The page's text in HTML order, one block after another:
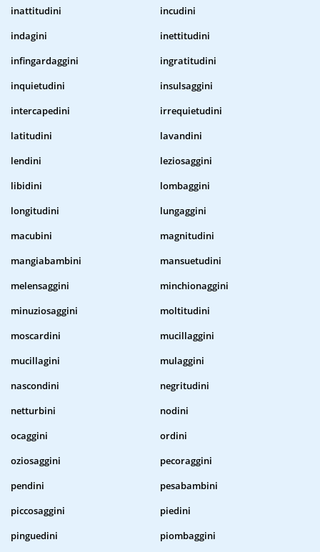
inattitudini
incudini
indagini
inettitudini
infingardaggini
ingratitudini
inquietudini
insulsaggini
intercapedini
irrequietudini
latitudini
lavandini
lendini
leziosaggini
libidini
lombaggini
longitudini
lungaggini
macubini
magnitudini
mangiabambini
mansuetudini
melensaggini
minchionaggini
minuziosaggini
moltitudini
moscardini
mucillaggini
mucillagini
mulaggini
nascondini
negritudini
netturbini
nodini
ocaggini
ordini
oziosaggini
pecoraggini
pendini
pesabambini
piccosaggini
piedini
pinguedini
piombaggini